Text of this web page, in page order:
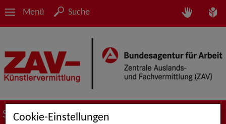
Menü Suche
Suche nach Künstler*innen
Cookie-Einstellungen